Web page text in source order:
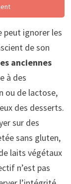
peut ignorer les
de son
anciennes
à des
ou de lactose,
des desserts.
sur des
sans gluten,
laits végétaux
n’est pas